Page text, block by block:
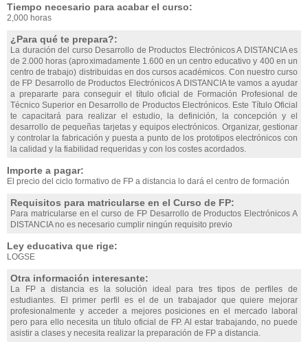
Tiempo necesario para acabar el curso:
2,000 horas
¿Para qué te prepara?:
La duración del curso Desarrollo de Productos Electrónicos A DISTANCIA es
de 2.000 horas (aproximadamente 1.600 en un centro educativo y 400 en un
centro de trabajo) distribuidas en dos cursos académicos. Con nuestro curso
de FP Desarrollo de Productos Electrónicos A DISTANCIA te vamos a ayudar
a prepararte para conseguir el título oficial de Formación Profesional de
Técnico Superior en Desarrollo de Productos Electrónicos. Este Título Oficial
te capacitará para realizar el estudio, la definición, la concepción y el
desarrollo de pequeñas tarjetas y equipos electrónicos. Organizar, gestionar
y controlar la fabricación y puesta a punto de los prototipos electrónicos con
la calidad y la fiabilidad requeridas y con los costes acordados.
Importe a pagar:
El precio del ciclo formativo de FP a distancia lo dará el centro de formación
Requisitos para matricularse en el Curso de FP:
Para matricularse en el curso de FP Desarrollo de Productos Electrónicos A
DISTANCIA no es necesario cumplir ningún requisito previo
Ley educativa que rige:
LOGSE
Otra información interesante:
La FP a distancia es la solución ideal para tres tipos de perfiles de
estudiantes. El primer perfil es el de un trabajador que quiere mejorar
profesionalmente y acceder a mejores posiciones en el mercado laboral
pero para ello necesita un título oficial de FP. Al estar trabajando, no puede
asistir a clases y necesita realizar la preparación de FP a distancia.